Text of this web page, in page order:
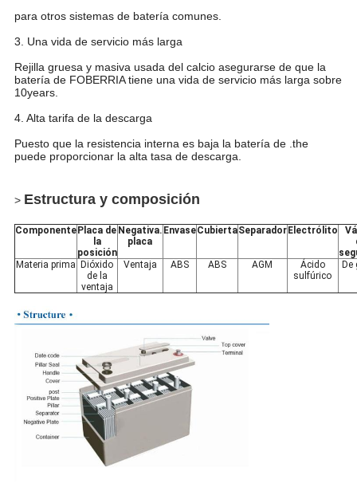
Deja un mensaje
¡Te llamaremos pronto!
PRESENTACIóN
para otros sistemas de batería comunes.
3. Una vida de servicio más larga
Rejilla gruesa y masiva usada del calcio asegurarse de que la
batería de FOBERRIA tiene una vida de servicio más larga sobre
10years.
4. Alta tarifa de la descarga
Puesto que la resistencia interna es baja la batería de .the
puede proporcionar la alta tasa de descarga.
> Estructura y composición
Componente Placa de
la
posición
Negativa.
placa
EnvaseCubiertaSeparador Electrólito
Materia prima
Dióxido
de la
ventaja
Ventaja ABS ABS AGM
Ácido
sulfúrico
De